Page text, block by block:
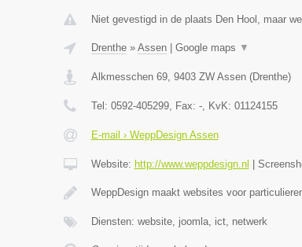
Niet gevestigd in de plaats Den Hool, maar
Drenthe» Assen| Google maps ▼
Alkmesschen 69, 9403 ZW Assen(Drenthe)
Tel: 0592-405299, Fax: -, KvK: 01124155
E-mail › WeppDesign Assen
Website: http://www.weppdesign.nl
WeppDesign maakt websites voor
Diensten: website, joomla, ict, netwerk